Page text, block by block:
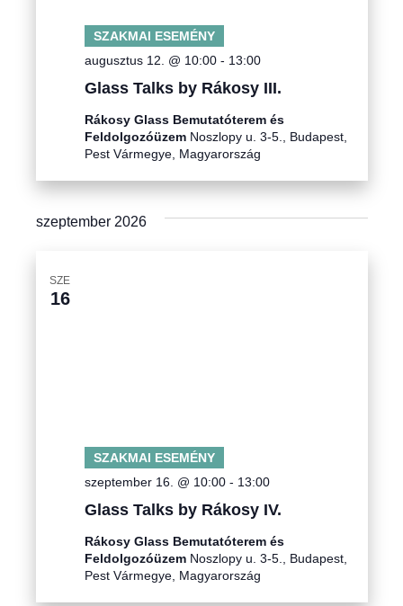
Glass Talks by Rákosy III.
augusztus 12. @ 10:00- 13:00
SZAKMAI ESEMÉNY
Rákosy Glass Bemutatóterem és
Feldolgozóüzem Noszlopy u. 3-5., Budapest,
Pest Vármegye, Magyarország
szeptember 2026
SZE
16
Glass Talks by Rákosy IV.
szeptember 16. @ 10:00- 13:00
SZAKMAI ESEMÉNY
Rákosy Glass Bemutatóterem és
Feldolgozóüzem Noszlopy u. 3-5., Budapest,
Pest Vármegye, Magyarország